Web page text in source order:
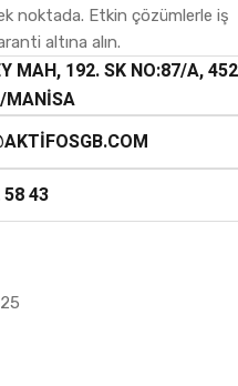
noktada. Etkin çözümlerle iş
altına alın.
MAH, 192. SK NO:87/A,
MANISA
43